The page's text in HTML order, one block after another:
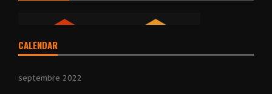
CALENDAR
septembre 2022